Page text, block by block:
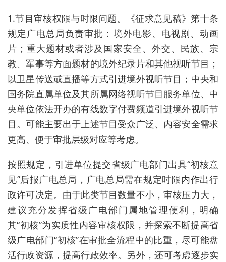
1.节目审核权限与时限问题。《征求意见稿》第十条
规定广电总局负责审批：境外电影、电视剧、动画
片；重大题材或者涉及国家安全、外交、民族、宗
教、军事等方面题材的境外纪录片和其他视听节目；
以卫星传送或直播等方式引进境外视听节目；中央和
国务院直属单位及其所属网络视听节目服务单位、中
央单位依法开办的有线数字付费频道引进境外视听节
目。可能主要出于上述节目受众广泛、内容安全需求
更高、便于审批层级对应等考虑。
按照规定，引进单位提交省级广电部门出具“初核意
见”后报广电总局，广电总局需在规定时限内作出行
政许可决定。由于此类节目数量不小，审核压力大，
建议充分发挥省级广电部门属地管理便利，明确
其“初核”为实质性内容审核权限，并探索不断提高省
级广电部门“初核”在审批全流程中的比重，尽可能盘
活行政资源，提高行政效率。另外，还可考虑逐步实